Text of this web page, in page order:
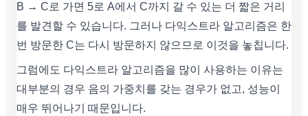
B → C로 가면 5로 A에서 C까지 갈 수 있는 더 짧은 거리
를 발견할 수 있습니다. 그러나 다익스트라 알고리즘은 한
번 방문한 C는 다시 방문하지 않으므로 이것을 놓칩니다.
그럼에도 다익스트라 알고리즘을 많이 사용하는 이유는
대부분의 경우 음의 가중치를 갖는 경우가 없고, 성능이
매우 뛰어나기 때문입니다.